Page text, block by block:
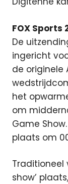
FOX Sports
De
ingericht
de originele
het
om
Game
plaats om
Traditioneel
show’